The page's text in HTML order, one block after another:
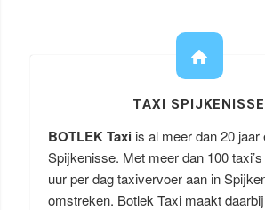
TAXI SPIJKENISSE
BOTLEK Taxi is al meer dan 20 jaar
Spijkenisse. Met meer dan 100
uur per dag taxivervoer aan in
omstreken. Botlek Taxi maakt